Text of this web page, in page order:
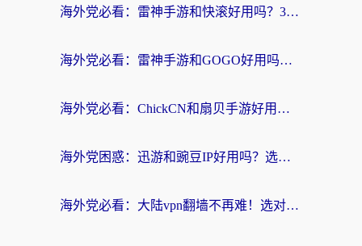
海外党必看：雷神手游和快滚好用吗？3步选对回国加速器无缝刷国内资源
海外党必看：雷神手游和GOGO好用吗？3步选对回国加速器，无缝刷剧玩原神
海外党必看：ChickCN和扇贝手游好用吗？3步选对回国加速器无缝刷国内资源
海外党困惑：迅游和豌豆IP好用吗？选对回国加速器，刷剧游戏再也不卡
海外党必看：大陆vpn翻墙不再难！选对加速器，无缝刷国内资源